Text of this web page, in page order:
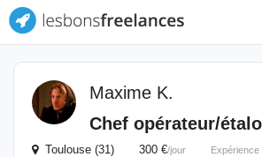
Maxime K.
Chef opérateur/
Toulouse (31) 300 €/jour Expérience